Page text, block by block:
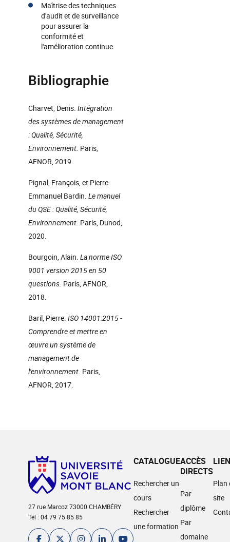
Maîtrise des techniques
d'audit et de surveillance
pour assurer la
conformité et
l'amélioration continue.
Bibliographie
Charvet, Denis. Intégration
des systèmes de management
: Qualité, Sécurité,
Environnement. Paris,
AFNOR, 2019.
Pignal, François, et Pierre-
Emmanuel Bardin. Le manuel
du QSE : Qualité, Sécurité,
Environnement. Paris, Dunod,
2020.
Bourgoin, Alain. La norme ISO
9001 version 2015 en 50
questions. Paris, AFNOR,
2018.
Baril, Pierre. ISO 14001:2015 -
Comprendre et mettre en
œuvre un système de
management de
l'environnement. Paris,
AFNOR, 2017.
27 rue Marcoz 73000 CHAMBÉRY
Tél : 04 79 75 85 85
CATALOGUE
Rechercher un
cours
Rechercher
une formation
ACCÈS
DIRECTS
Par
diplôme
Par
domaine
Plan
site